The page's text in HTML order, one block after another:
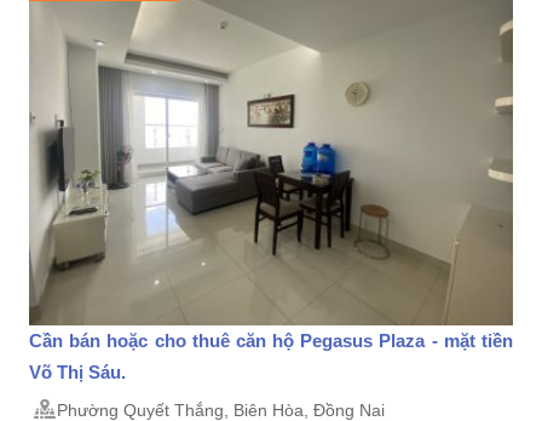
Cần bán hoặc cho thuê căn hộ Pegasus Plaza - mặt tiền
Võ Thị Sáu.
Phường Quyết Thắng, Biên Hòa, Đồng Nai